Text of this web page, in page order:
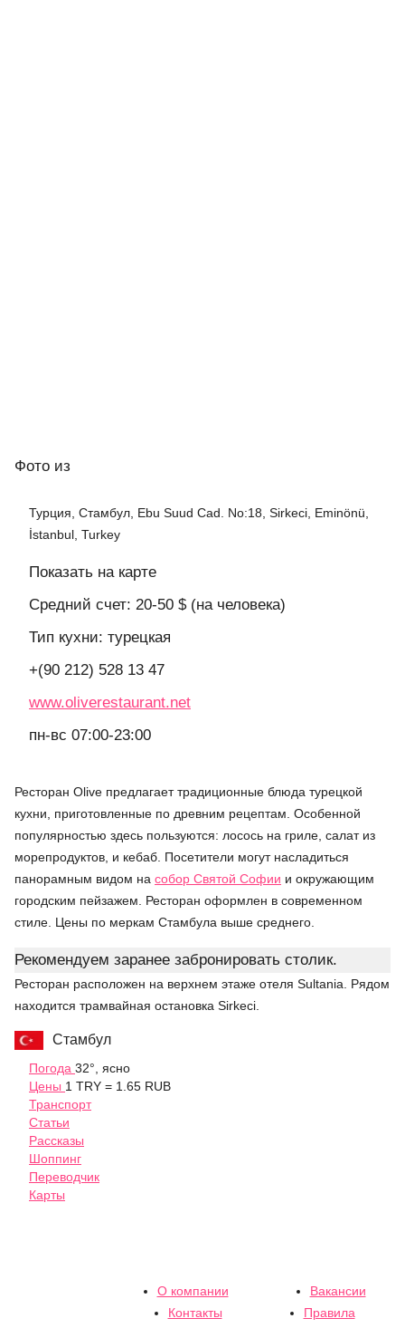
Фото из
Турция, Стамбул, Ebu Suud Cad. No:18, Sirkeci, Eminönü,
İstanbul, Turkey
Показать на карте
Средний счет: 20-50 $ (на человека)
Тип кухни: турецкая
+(90 212) 528 13 47
www.oliverestaurant.net
пн-вс 07:00-23:00
Ресторан Olive предлагает традиционные блюда турецкой
кухни, приготовленные по древним рецептам. Особенной
популярностью здесь пользуются: лосось на гриле, салат из
морепродуктов, и кебаб. Посетители могут насладиться
панорамным видом на собор Святой Софии и окружающим
городским пейзажем. Ресторан оформлен в современном
стиле. Цены по меркам Стамбула выше среднего.
Рекомендуем заранее забронировать столик.
Ресторан расположен на верхнем этаже отеля Sultania. Рядом
находится трамвайная остановка Sirkeci.
Стамбул
Погода 32°, ясно
Цены 1 TRY = 1.65 RUB
Транспорт
Статьи
Рассказы
Шоппинг
Переводчик
Карты
О компании
Вакансии
Контакты
Правила